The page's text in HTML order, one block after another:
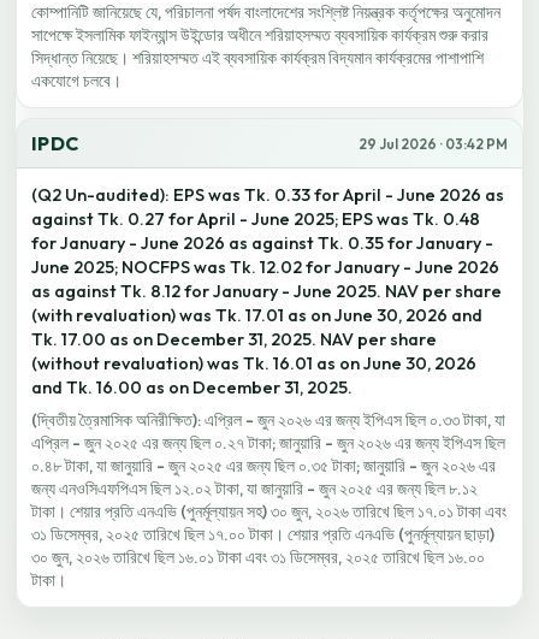
কোম্পানিটি জানিয়েছে যে, পরিচালনা পর্ষদ বাংলাদেশের সংশ্লিষ্ট নিয়ন্ত্রক কর্তৃপক্ষের অনুমোদন
সাপেক্ষে ইসলামিক ফাইন্যান্স উইন্ডোর অধীনে শরিয়াহসম্মত ব্যবসায়িক কার্যক্রম শুরু করার
সিদ্ধান্ত নিয়েছে। শরিয়াহসম্মত এই ব্যবসায়িক কার্যক্রম বিদ্যমান কার্যক্রমের পাশাপাশি
একযোগে চলবে।
IPDC 29 Jul 2026 · 03:42 PM
(Q2 Un-audited): EPS was Tk. 0.33 for April - June 2026 as
against Tk. 0.27 for April - June 2025; EPS was Tk. 0.48
for January - June 2026 as against Tk. 0.35 for January -
June 2025; NOCFPS was Tk. 12.02 for January - June 2026
as against Tk. 8.12 for January - June 2025. NAV per share
(with revaluation) was Tk. 17.01 as on June 30, 2026 and
Tk. 17.00 as on December 31, 2025. NAV per share
(without revaluation) was Tk. 16.01 as on June 30, 2026
and Tk. 16.00 as on December 31, 2025.
(দ্বিতীয় ত্রৈমাসিক অনিরীক্ষিত): এপ্রিল - জুন ২০২৬ এর জন্য ইপিএস ছিল ০.৩৩ টাকা, যা
এপ্রিল - জুন ২০২৫ এর জন্য ছিল ০.২৭ টাকা; জানুয়ারি - জুন ২০২৬ এর জন্য ইপিএস ছিল
০.৪৮ টাকা, যা জানুয়ারি - জুন ২০২৫ এর জন্য ছিল ০.৩৫ টাকা; জানুয়ারি - জুন ২০২৬ এর
জন্য এনওসিএফপিএস ছিল ১২.০২ টাকা, যা জানুয়ারি - জুন ২০২৫ এর জন্য ছিল ৮.১২
টাকা। শেয়ার প্রতি এনএভি (পুনর্মূল্যায়ন সহ) ৩০ জুন, ২০২৬ তারিখে ছিল ১৭.০১ টাকা এবং
৩১ ডিসেম্বর, ২০২৫ তারিখে ছিল ১৭.০০ টাকা। শেয়ার প্রতি এনএভি (পুনর্মূল্যায়ন ছাড়া)
৩০ জুন, ২০২৬ তারিখে ছিল ১৬.০১ টাকা এবং ৩১ ডিসেম্বর, ২০২৫ তারিখে ছিল ১৬.০০
টাকা।